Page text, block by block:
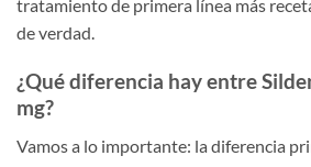
tratamiento de primera línea más
de verdad.
¿Qué diferencia hay entre
mg?
Vamos a lo importante: la diferencia